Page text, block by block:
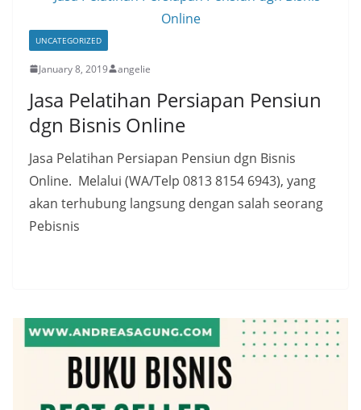
UNCATEGORIZED
January 8, 2019 angelie
Jasa Pelatihan Persiapan Pensiun
dgn Bisnis Online
Jasa Pelatihan Persiapan Pensiun dgn Bisnis
Online. Melalui (WA/Telp 0813 8154 6943), yang
akan terhubung langsung dengan salah seorang
Pebisnis